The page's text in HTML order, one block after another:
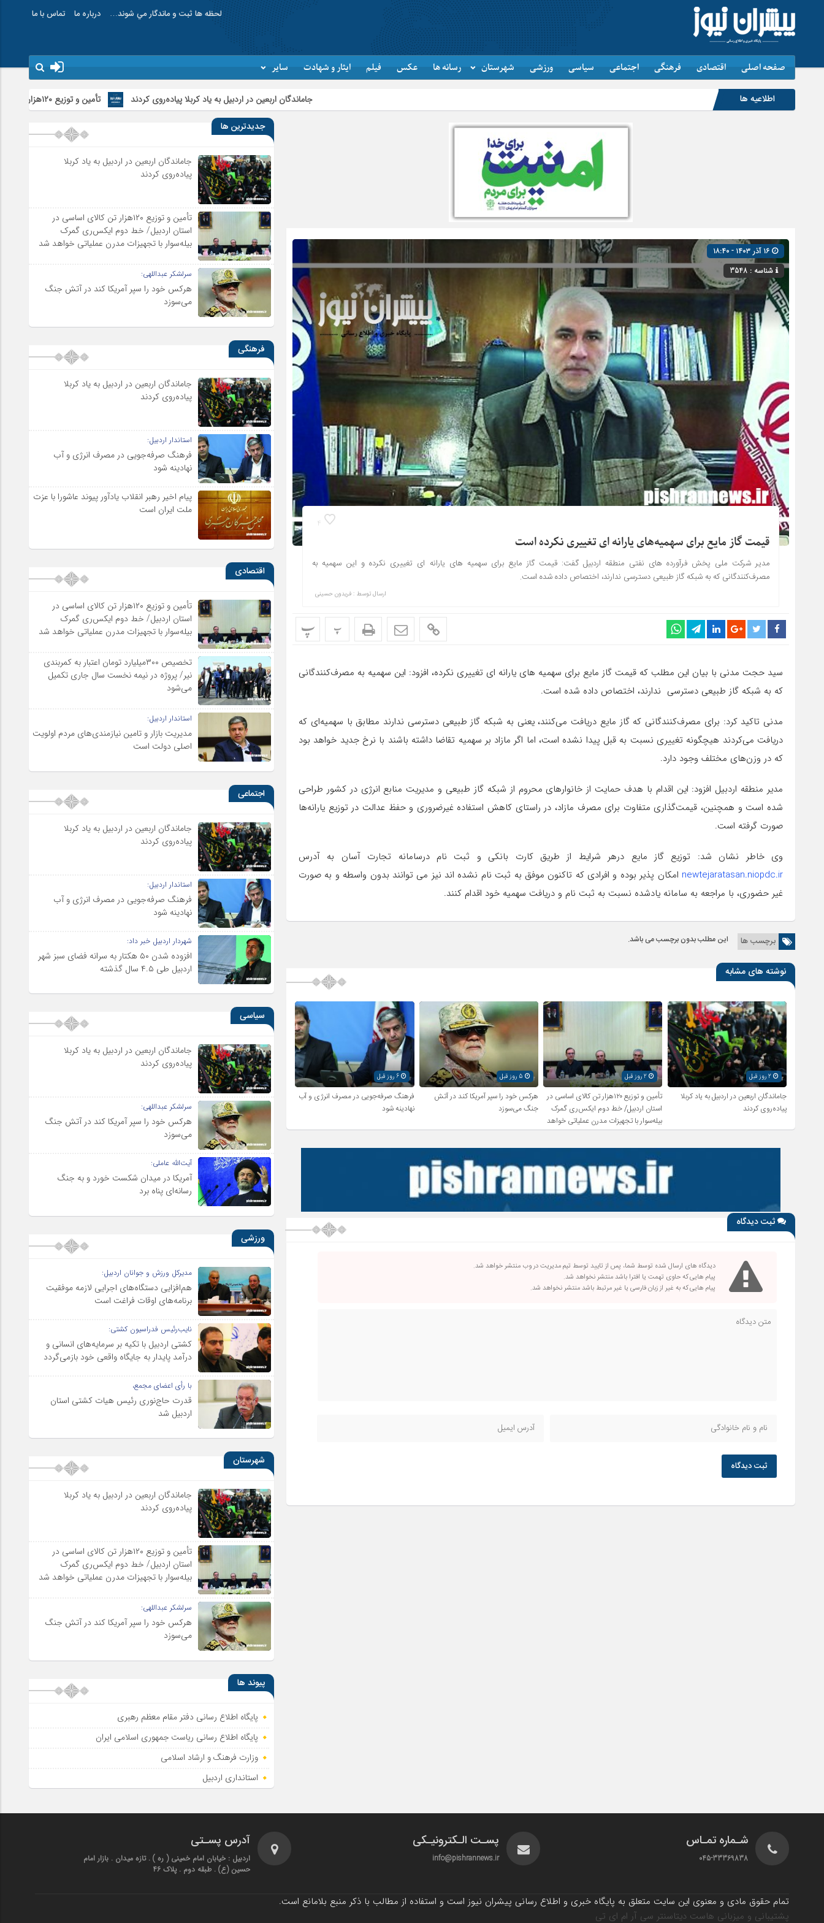
لحظه ها ثبت و ماندگار مي شوند… درباره ما تماس با ما
صفحه اصلی اقتصادی فرهنگی اجتماعی سیاسی ورزشی شهرستان رسانه ها عکس فیلم ایثار و شهادت سایر
اطلاعیه ها جاماندگان اربعین در اردبیل به یاد کربلا پیاده‌روی کردند تأمین و توزیع ۱۲۰هزار تن کالای اساسی در استان اردبیل/ خط دوم ایکس‌ری گمرک بیله‌سوار با تجهیزات مدرن عملیاتی خواهد شد
شناسه : 3548
4
قیمت گاز مایع برای سهمیه‌های یارانه ای تغییری نکرده است
مدیر شرکت ملی پخش فرآورده های نفتی منطقه اردبیل گفت: قیمت گاز مایع برای سهمیه های یارانه ای تغییری نکرده و این سهمیه به
مصرف‌کنندگانی که به شبکه گاز طبیعی دسترسی ندارند، اختصاص داده شده است.
ارسال توسط : فریدون حسینی
پ پ
سید حجت مدنی با بیان این مطلب که قیمت گاز مایع برای سهمیه های یارانه ای تغییری نکرده، افزود: این سهمیه به مصرف‌کنندگانی
که به شبکه گاز طبیعی دسترسی ندارند، اختصاص داده شده است.
مدنی تاکید کرد: برای مصرف‌کنندگانی که گاز مایع دریافت می‌کنند، یعنی به شبکه گاز طبیعی دسترسی ندارند مطابق با سهمیه‌ای که
دریافت می‌کردند هیچگونه تغییری نسبت به قبل پیدا نشده است، اما اگر مازاد بر سهمیه تقاضا داشته باشند با نرخ جدید خواهد بود
که در وزن‌های مختلف وجود دارد.
مدیر منطقه اردبیل افزود: این اقدام با هدف حمایت از خانوارهای محروم از شبکه گاز طبیعی و مدیریت منابع انرژی در کشور طراحی
شده است و همچنین، قیمت‌گذاری متفاوت برای مصرف مازاد، در راستای کاهش استفاده غیرضروری و حفظ عدالت در توزیع یارانه‌ها
صورت گرفته است.
وی خاطر نشان شد: توزیع گاز مایع درهر شرایط از طریق کارت بانکی و ثبت نام درسامانه تجارت آسان به آدرس
newtejaratasan.niopdc.ir امکان پذیر بوده و افرادی که تاکنون موفق به ثبت نام نشده اند نیز می توانند بدون واسطه و به صورت
غیر حضوری، با مراجعه به سامانه یادشده نسبت به ثبت نام و دریافت سهمیه خود اقدام کنند.
برچسب ها این مطلب بدون برچسب می باشد.
نوشته های مشابه
2 روز قبل
جاماندگان اربعین در اردبیل به یاد کربلا
پیاده‌روی کردند
2 روز قبل
تأمین و توزیع ۱۲۰هزار تن کالای اساسی در
استان اردبیل/ خط دوم ایکس‌ری گمرک
بیله‌سوار با تجهیزات مدرن عملیاتی خواهد
شد
هرکس خود را سپر آمریکا کند در آتش
جنگ می‌سوزد
6 روز قبل
فرهنگ صرفه‌جویی در مصرف انرژی و آب
نهادینه شود
ثبت دیدگاه
دیدگاه های ارسال شده توسط شما، پس از تایید توسط تیم مدیریت در وب منتشر خواهد شد.
پیام هایی که حاوی تهمت یا افترا باشد منتشر نخواهد شد.
پیام هایی که به غیر از زبان فارسی یا غیر مرتبط باشد منتشر نخواهد شد.
ثبت دیدگاه
جدیدترین ها
جاماندگان اربعین در اردبیل به یاد کربلا
پیاده‌روی کردند
تأمین و توزیع ۱۲۰هزار تن کالای اساسی در
استان اردبیل/ خط دوم ایکس‌ری گمرک
بیله‌سوار با تجهیزات مدرن عملیاتی خواهد شد
سرلشکر عبداللهی:
هرکس خود را سپر آمریکا کند در آتش جنگ
می‌سوزد
فرهنگی
جاماندگان اربعین در اردبیل به یاد کربلا
پیاده‌روی کردند
استاندار اردبیل:
فرهنگ صرفه‌جویی در مصرف انرژی و آب
نهادینه شود
پیام اخیر رهبر انقلاب یادآور پیوند عاشورا با عزت
ملت ایران است
اقتصادی
تأمین و توزیع ۱۲۰هزار تن کالای اساسی در
استان اردبیل/ خط دوم ایکس‌ری گمرک
بیله‌سوار با تجهیزات مدرن عملیاتی خواهد شد
تخصیص ۳۰۰میلیارد تومان اعتبار به کمربندی
نیر/ پروژه در نیمه نخست سال جاری تکمیل
می‌شود
استاندار اردبیل:
مدیریت بازار و تامین نیازمندی‌های مردم اولویت‌
اصلی دولت است
اجتماعی
جاماندگان اربعین در اردبیل به یاد کربلا
پیاده‌روی کردند
استاندار اردبیل:
فرهنگ صرفه‌جویی در مصرف انرژی و آب
نهادینه شود
شهردار اردبیل خبر داد:
افزوده شدن ۵۰ هکتار به سرانه فضای سبز شهر
اردبیل طی ۴.۵ سال گذشته
سیاسی
جاماندگان اربعین در اردبیل به یاد کربلا
پیاده‌روی کردند
سرلشکر عبداللهی:
هرکس خود را سپر آمریکا کند در آتش جنگ
می‌سوزد
آیت‌الله عاملی:
آمریکا در میدان شکست خورد و به جنگ
رسانه‌ای پناه برد
ورزشی
مدیرکل ورزش و جوانان اردبیل:
هم‌افزایی دستگاه‌های اجرایی لازمه موفقیت
برنامه‌های اوقات فراغت است
نایب‌رئیس فدراسیون کشتی:
کشتی اردبیل با تکیه بر سرمایه‌های انسانی و
درآمد پایدار به جایگاه واقعی خود بازمی‌گردد
با رأی اعضای مجمع،
قدرت حاج‌نوری رئیس هیات کشتی استان
اردبیل شد
شهرستان
جاماندگان اربعین در اردبیل به یاد کربلا
پیاده‌روی کردند
تأمین و توزیع ۱۲۰هزار تن کالای اساسی در
استان اردبیل/ خط دوم ایکس‌ری گمرک
بیله‌سوار با تجهیزات مدرن عملیاتی خواهد شد
سرلشکر عبداللهی:
هرکس خود را سپر آمریکا کند در آتش جنگ
می‌سوزد
پیوند ها
پایگاه اطلاع رسانی دفتر مقام معظم رهبری
پایگاه اطلاع‌ رسانی ریاست‌ جمهوری اسلامی ایران
وزارت فرهنگ و ارشاد اسلامی
استانداری اردبیل
شـماره تمـاس
045-33369838
پسـت الـکترونیـکی
info@pishrannews.ir
آدرس پسـتی
اردبیل : خیابان امام خمینی ( ره ) . تازه میدان . بازار امام
حسین (ع) . طبقه دوم . پلاک 46
تمام حقوق مادی و معنوی این سایت متعلق به پایگاه خبری و اطلاع رسانی پیشران نیوز است و استفاده از مطالب با ذکر منبع بلامانع است.
پشتیبانی و میزبانی هاست دیتاسنتر سی آر ام ای تی